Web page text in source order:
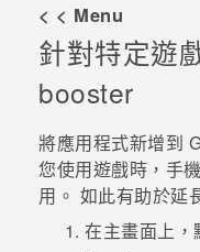
配件
VIVERSE
優惠專區
焦點訊息
校園專案
銷售門市
銷售通路
支援服務
< < Menu
針對特定遊
booster
將應用程式新增到
您使用遊戲時，手
用。 如此有助於延
在主畫面上，